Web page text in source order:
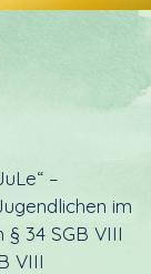
–
im
§ 34 SGB VIII
VIII